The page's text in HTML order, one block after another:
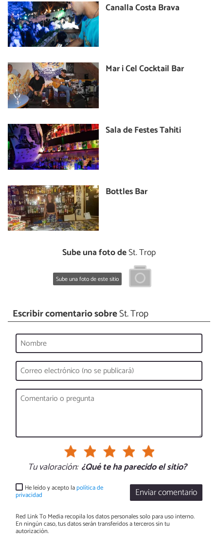
Canalla Costa Brava
Mar i Cel Cocktail Bar
Sala de Festes Tahiti
Bottles Bar
Sube una foto deSt. Trop
Sube una foto de este sitio
Escribir comentario sobreSt. Trop
Tu valoración: ¿Qué te ha parecido el sitio?
Enviar comentario
He leído y acepto lapolítica de
privacidad
Red Link To Media recopila los datos personales solo para uso interno.
En ningún caso, tus datos serán transferidos a terceros sin tu
autorización.